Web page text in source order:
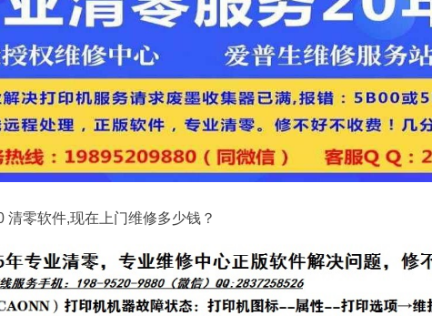
清零软件,现在上门维修多少钱？